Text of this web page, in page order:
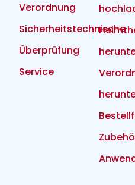
Verordnung
Sicherheitstechnische
Überprüfung
Service